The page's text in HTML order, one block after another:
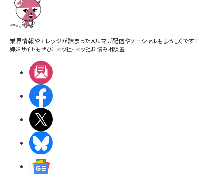
業界情報やナレッジが詰まったメルマガ配信やソーシャルもよろしくです！
姉妹サイトもぜひ： ネッ担・ ネッ担お悩み相談室